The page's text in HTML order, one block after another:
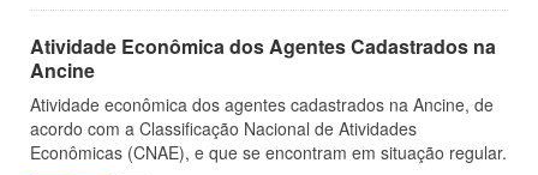
Atividade Econômica dos Agentes Cadastrados na
Ancine
Atividade econômica dos agentes cadastrados na Ancine, de
acordo com a Classificação Nacional de Atividades
Econômicas (CNAE), e que se encontram em situação regular.